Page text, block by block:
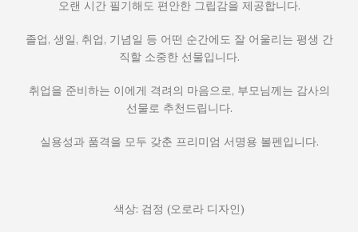
오랜 시간 필기해도 편안한 그립감을 제공합니다.
졸업, 생일, 취업, 기념일 등 어떤 순간에도 잘 어울리는 평생 간
직할 소중한 선물입니다.
취업을 준비하는 이에게 격려의 마음으로, 부모님께는 감사의
선물로 추천드립니다.
실용성과 품격을 모두 갖춘 프리미엄 서명용 볼펜입니다.
색상: 검정 (오로라 디자인)